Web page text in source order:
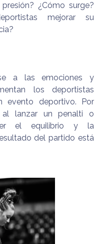
¿Cómo surge?
mejorar su
a las emociones y
los deportistas
evento deportivo. Por
al lanzar un penalti o
el equilibrio y la
del partido está